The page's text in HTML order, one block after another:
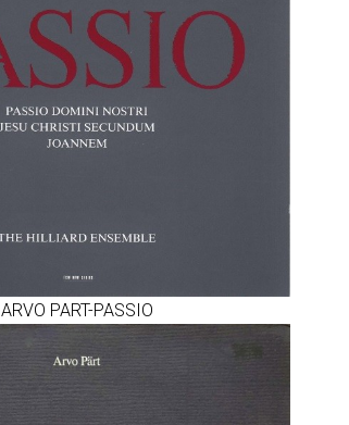
ARVO PART-PASSIO